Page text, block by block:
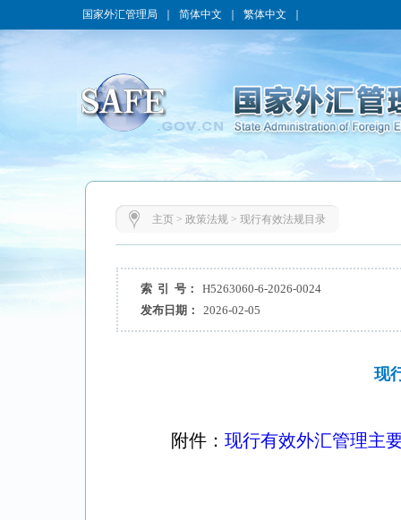
国家外汇管理局 简体中文 繁体中文
主页> 政策法规> 现行有效法规目录
索 引 号：
H5263060-6-2026-0024
发布日期：
2026-02-05
现
附件： 现行有效外汇管理主